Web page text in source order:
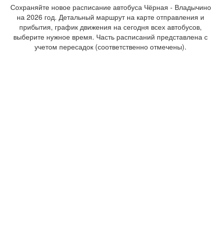
Сохраняйте новое расписание автобуса Чёрная - Владычино
на 2026 год. Детальный маршрут на карте отправления и
прибытия, график движения на сегодня всех автобусов,
выберите нужное время. Часть расписаний представлена с
учетом пересадок (соответственно отмечены).